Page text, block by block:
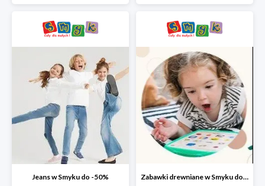
Jeans w Smyku do -50% Zabawki drewniane w Smyku do -45%